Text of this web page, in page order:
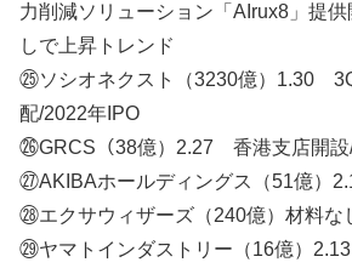
力削減ソリューション「AIrux8」提
しで上昇トレンド
㉕ソシオネクスト（3230億）1.30
配/2022年IPO
㉖GRCS（38億）2.27 香港支店開設
㉗AKIBAホールディングス（51億）
㉘エクサウィザーズ（240億）材料な
㉙ヤマトインダストリー（16億）